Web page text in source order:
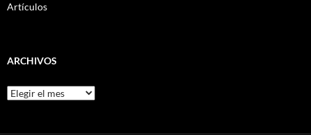
Artículos
ARCHIVOS
Archivos